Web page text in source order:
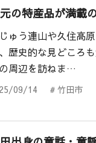
の特産品が満載
ゅう連山や久住高
歴史的な見どころ
周辺を訪ねま…
09/14 # 竹田市